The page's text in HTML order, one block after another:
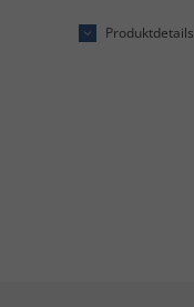
Produktdetails